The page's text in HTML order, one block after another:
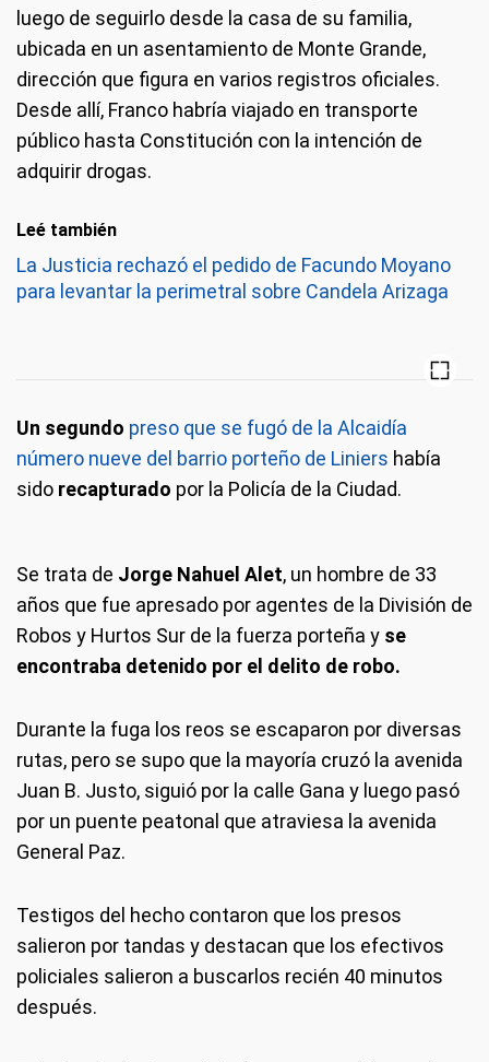
luego de seguirlo desde la casa de su familia,
ubicada en un asentamiento de Monte Grande,
dirección que figura en varios registros oficiales.
Desde allí, Franco habría viajado en transporte
público hasta Constitución con la intención de
adquirir drogas.
Leé también
La Justicia rechazó el pedido de Facundo Moyano
para levantar la perimetral sobre Candela Arizaga
Un segundo preso que se fugó de la Alcaidía
número nueve del barrio porteño de Liniers había
sido recapturado por la Policía de la Ciudad.
Se trata de Jorge Nahuel Alet, un hombre de 33
años que fue apresado por agentes de la División de
Robos y Hurtos Sur de la fuerza porteña y se
encontraba detenido por el delito de robo.
Durante la fuga los reos se escaparon por diversas
rutas, pero se supo que la mayoría cruzó la avenida
Juan B. Justo, siguió por la calle Gana y luego pasó
por un puente peatonal que atraviesa la avenida
General Paz.
Testigos del hecho contaron que los presos
salieron por tandas y destacan que los efectivos
policiales salieron a buscarlos recién 40 minutos
después.